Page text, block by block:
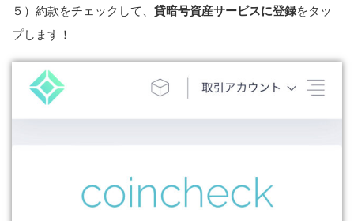
５）約款をチェックして、 貸暗号資産サービスに登録をタッ
プします！